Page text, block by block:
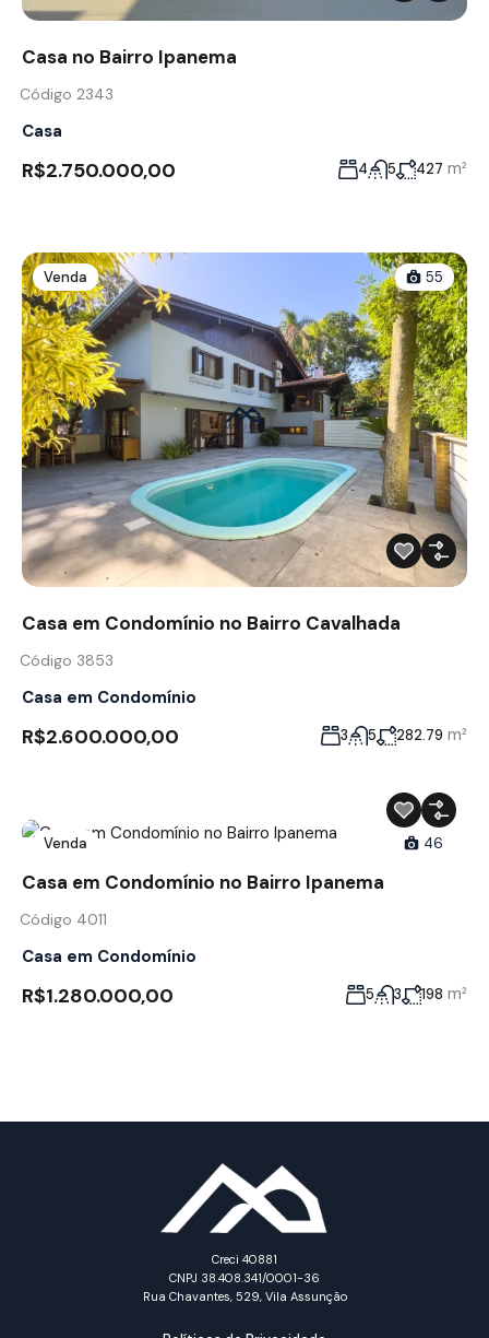
Casa no Bairro Ipanema
Código 2343
Casa
R$2.750.000,00 4 5 427 m²
Venda 55
Casa em Condomínio no Bairro Cavalhada
Código 3853
Casa em Condomínio
R$2.600.000,00 3 5 282.79 m²
Venda 46
Casa em Condomínio no Bairro Ipanema
Código 4011
Casa em Condomínio
R$1.280.000,00 5 3 198 m²
Creci 40881
CNPJ 38.408.341/0001-36
Rua Chavantes, 529, Vila Assunção